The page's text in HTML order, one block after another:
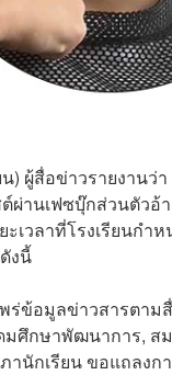
) ผู้สื่อข่าวรายงานว่
ผ่านเฟซบุ๊กส่วนตัวอ้
เวลาที่โรงเรียนกำ
งนี้
พร่ข้อมูลข่าวสารตา
มศึกษาพัฒนาการ, ส
านักเรียน ขอแถลงก